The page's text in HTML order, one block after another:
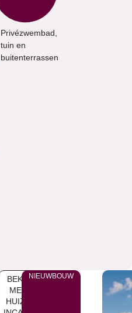
Privézwembad,
tuin en
buitenterrassen
BEKIJK
MEER
HUIZEN
NIEUWBOUW